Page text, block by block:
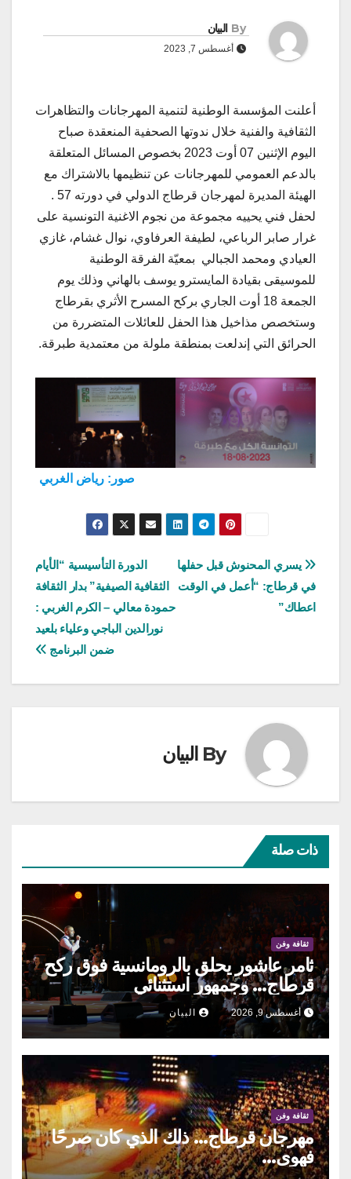
By البيان
أغسطس 7, 2023
أعلنت المؤسسة الوطنية لتنمية المهرجانات والتظاهرات
الثقافية والفنية خلال ندوتها الصحفية المنعقدة صباح
اليوم الإثنين 07 أوت 2023 بخصوص المسائل المتعلقة
بالدعم العمومي للمهرجانات عن تنظيمها بالاشتراك مع
الهيئة المديرة لمهرجان قرطاج الدولي في دورته 57 .
لحفل فني يحييه مجموعة من نجوم الاغنية التونسية على
غرار صابر الرباعي، لطيفة العرفاوي، نوال غشام، غازي
العيادي ومحمد الجبالي بمعيّة الفرقة الوطنية
للموسيقى بقيادة المايسترو يوسف بالهاني وذلك يوم
الجمعة 18 أوت الجاري بركح المسرح الأثري بقرطاج
وستخصص مذاخيل هذا الحفل للعائلات المتضررة من
الحرائق التي إندلعت بمنطقة ملولة من معتمدية طبرقة.
صور: رياض الغربي
تصفّح
المقالات
الدورة التأسيسية “الأيام
الثقافية الصيفية” بدار الثقافة
حمودة معالي – الكرم الغربي :
نورالدين الباجي وعلياء بلعيد
ضمن البرنامج
يسري المحنوش قبل حفلها
في قرطاج: “أعمل في الوقت
اعطاك”
By البيان
ذات صلة
ثقافة وفن
ثامر عاشور يحلق بالرومانسية فوق ركح
قرطاج… وجمهور استثنائي
أغسطس 9, 2026 البيان
ثقافة وفن
مهرجان قرطاج… ذلك الذي كان صرحًا
فهوى…